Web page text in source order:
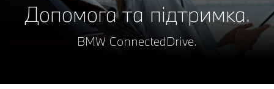
Допомога та підтримка.
BMW ConnectedDrive.